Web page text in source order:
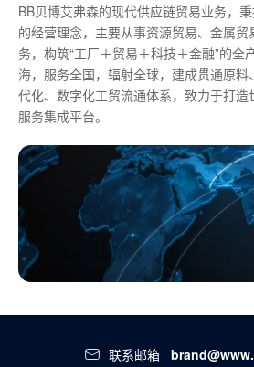
BB贝博艾弗森的现代供应链贸易业务，
的经营理念，主要从事资源贸易、金属
务，构筑“工厂＋贸易＋科技＋金融”的全
海，服务全国，辐射全球，建成贯通原
代化、数字化工贸流通体系，致力于打
服务集成平台。
联系邮箱